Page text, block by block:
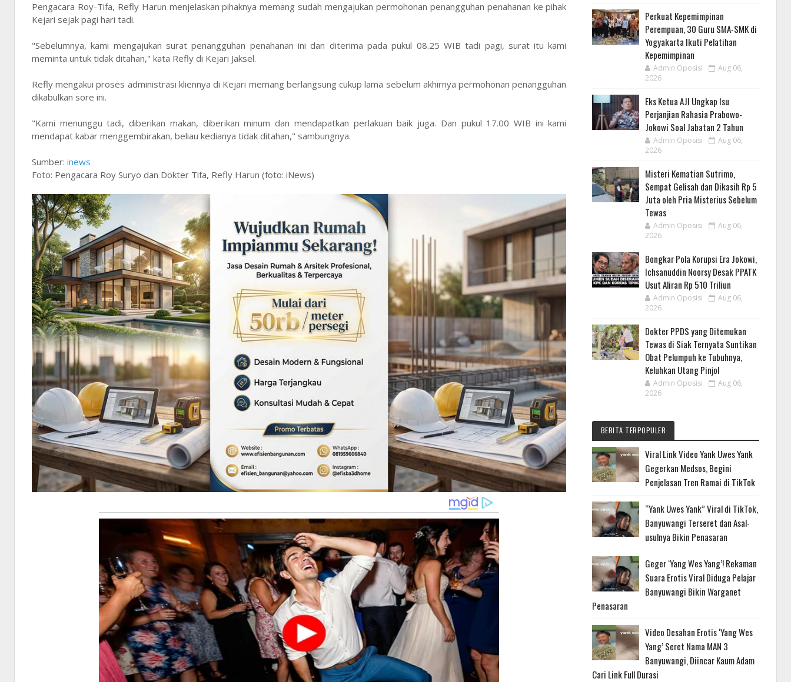
Pengacara Roy-Tifa, Refly Harun menjelaskan pihaknya memang sudah mengajukan permohonan penangguhan penahanan ke pihak
Kejari sejak pagi hari tadi.
"Sebelumnya, kami mengajukan surat penangguhan penahanan ini dan diterima pada pukul 08.25 WIB tadi pagi, surat itu kami
meminta untuk tidak ditahan," kata Refly di Kejari Jaksel.
Refly mengakui proses administrasi kliennya di Kejari memang berlangsung cukup lama sebelum akhirnya permohonan penangguhan
dikabulkan sore ini.
"Kami menunggu tadi, diberikan makan, diberikan minum dan mendapatkan perlakuan baik juga. Dan pukul 17.00 WIB ini kami
mendapat kabar menggembirakan, beliau kedianya tidak ditahan," sambungnya.
Sumber: inews
Foto: Pengacara Roy Suryo dan Dokter Tifa, Refly Harun (foto: iNews)
Perkuat Kepemimpinan
Perempuan, 30 Guru SMA-SMK di
Yogyakarta Ikuti Pelatihan
Kepemimpinan
Admin Oposisi
Aug 06,
2026
Eks Ketua AJI Ungkap Isu
Perjanjian Rahasia Prabowo-
Jokowi Soal Jabatan 2 Tahun
Admin Oposisi
Aug 06,
2026
Misteri Kematian Sutrimo,
Sempat Gelisah dan Dikasih Rp 5
Juta oleh Pria Misterius Sebelum
Tewas
Admin Oposisi
Aug 06,
2026
Bongkar Pola Korupsi Era Jokowi,
Ichsanuddin Noorsy Desak PPATK
Usut Aliran Rp 510 Triliun
Admin Oposisi
Aug 06,
2026
Dokter PPDS yang Ditemukan
Tewas di Siak Ternyata Suntikan
Obat Pelumpuh ke Tubuhnya,
Keluhkan Utang Pinjol
Admin Oposisi
Aug 06,
2026
BERITA TERPOPULER
Viral Link Video Yank Uwes Yank
Gegerkan Medsos, Begini
Penjelasan Tren Ramai di TikTok
“Yank Uwes Yank” Viral di TikTok,
Banyuwangi Terseret dan Asal-
usulnya Bikin Penasaran
Geger ‘Yang Wes Yang’! Rekaman
Suara Erotis Viral Diduga Pelajar
Banyuwangi Bikin Warganet
Penasaran
Video Desahan Erotis ‘Yang Wes
Yang’ Seret Nama MAN 3
Banyuwangi, Diincar Kaum Adam
Cari Link Full Durasi